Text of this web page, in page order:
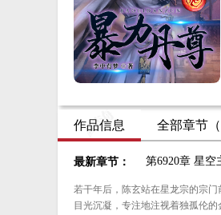
作品信息 全部章节（
最新章节： 第6920章 星空
若干年后，陈玄站在星龙宗的宗门前，望着远方的苍穹。 现在，陈玄决定为好友独孤伦进行金身
目光沉凝，专注地注视着独孤伦